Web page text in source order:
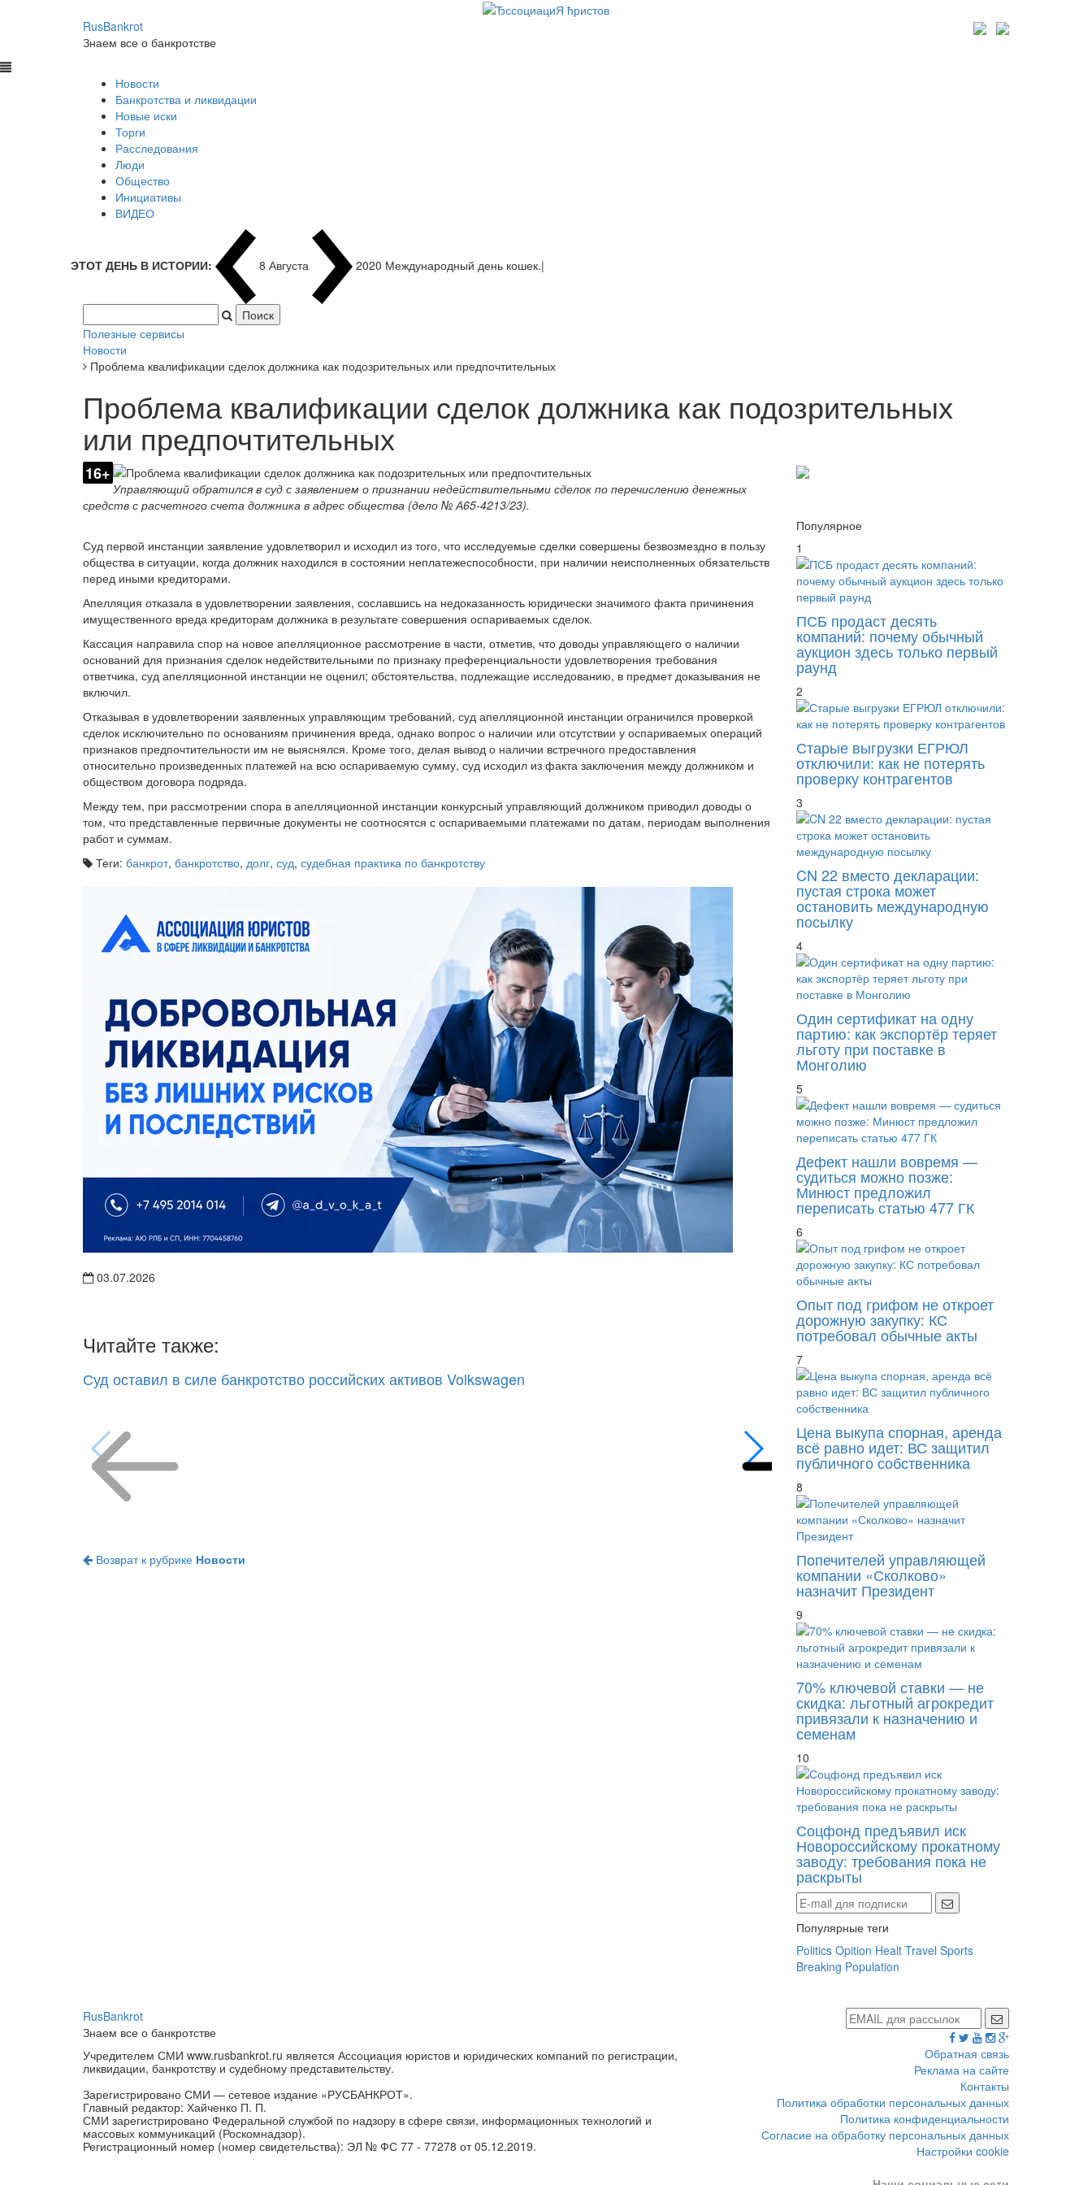
RusBankrot
Знаем все о банкротстве
Новости
Банкротства и ликвидации
Новые иски
Торги
Расследования
Люди
Общество
Инициативы
ВИДЕО
ЭТОТ ДЕНЬ В ИСТОРИИ: 8 Августа 1937 Япон|
Полезные сервисы
Новости
Проблема квалификации сделок должника как подозрительных или предпочтительных
Проблема квалификации сделок должника как подозрительных
или предпочтительных
16+
Управляющий обратился в суд с заявлением о признании недействительными сделок по перечислению денежных
средств с расчетного счета должника в адрес общества (дело № А65-4213/23).
Суд первой инстанции заявление удовлетворил и исходил из того, что исследуемые сделки совершены безвозмездно в пользу
общества в ситуации, когда должник находился в состоянии неплатежеспособности, при наличии неисполненных обязательств
перед иными кредиторами.
Апелляция отказала в удовлетворении заявления, сославшись на недоказанность юридически значимого факта причинения
имущественного вреда кредиторам должника в результате совершения оспариваемых сделок.
Кассация направила спор на новое апелляционное рассмотрение в части, отметив, что доводы управляющего о наличии
оснований для признания сделок недействительными по признаку преференциальности удовлетворения требования
ответчика, суд апелляционной инстанции не оценил; обстоятельства, подлежащие исследованию, в предмет доказывания не
включил.
Отказывая в удовлетворении заявленных управляющим требований, суд апелляционной инстанции ограничился проверкой
сделок исключительно по основаниям причинения вреда, однако вопрос о наличии или отсутствии у оспариваемых операций
признаков предпочтительности им не выяснялся. Кроме того, делая вывод о наличии встречного предоставления
относительно произведенных платежей на всю оспариваемую сумму, суд исходил из факта заключения между должником и
обществом договора подряда.
Между тем, при рассмотрении спора в апелляционной инстанции конкурсный управляющий должником приводил доводы о
том, что представленные первичные документы не соотносятся с оспариваемыми платежами по датам, периодам выполнения
работ и суммам.
Теги: банкрот, банкротство, долг, суд, судебная практика по банкротству
03.07.2026
Читайте также:
Суд оставил в силе банкротство российских активов Volkswagen Мораторные проценты против права
Возврат к рубрике Новости
Популярное
1
ПСБ продаст десять
компаний: почему обычный
аукцион здесь только первый
раунд
2
Старые выгрузки ЕГРЮЛ
отключили: как не потерять
проверку контрагентов
3
CN 22 вместо декларации:
пустая строка может
остановить международную
посылку
4
Один сертификат на одну
партию: как экспортёр теряет
льготу при поставке в
Монголию
5
Дефект нашли вовремя —
судиться можно позже:
Минюст предложил
переписать статью 477 ГК
6
Опыт под грифом не откроет
дорожную закупку: КС
потребовал обычные акты
7
Цена выкупа спорная, аренда
всё равно идет: ВС защитил
публичного собственника
8
Попечителей управляющей
компании «Сколково»
назначит Президент
9
70% ключевой ставки — не
скидка: льготный агрокредит
привязали к назначению и
семенам
10
Соцфонд предъявил иск
Новороссийскому прокатному
заводу: требования пока не
раскрыты
Популярные теги
Politics Opition Healt Travel Sports
Breaking Population
RusBankrot
Знаем все о банкротстве
Учредителем СМИ www.rusbankrot.ru является Ассоциация юристов и юридических компаний по регистрации,
ликвидации, банкротству и судебному представительству.
Зарегистрировано СМИ — сетевое издание «РУСБАНКРОТ».
Главный редактор: Хайченко П. П.
СМИ зарегистрировано Федеральной службой по надзору в сфере связи, информационных технологий и
массовых коммуникаций (Роскомнадзор).
Регистрационный номер (номер свидетельства): ЭЛ № ФС 77 - 77278 от 05.12.2019.
Обратная связь
Реклама на сайте
Контакты
Политика обработки персональных данных
Политика конфиденциальности
Согласие на обработку персональных данных
Настройки cookie